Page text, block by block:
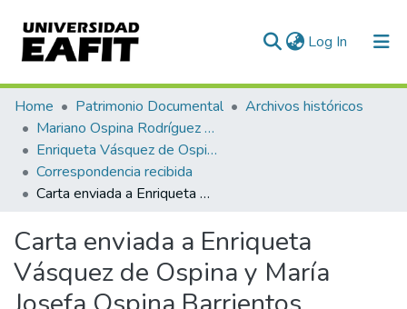
Log In (current)
Communities & Collections
All of DSpace
Statistics
Home Patrimonio Documental
Archivos históricos
Mariano Ospina Rodríguez (1826 -1912)
Enriqueta Vásquez de Ospina
Correspondencia recibida
Carta enviada a Enriqueta Vásquez de Ospina y María Josefa Ospina Barrientos
Carta enviada a Enriqueta
Vásquez de Ospina y María